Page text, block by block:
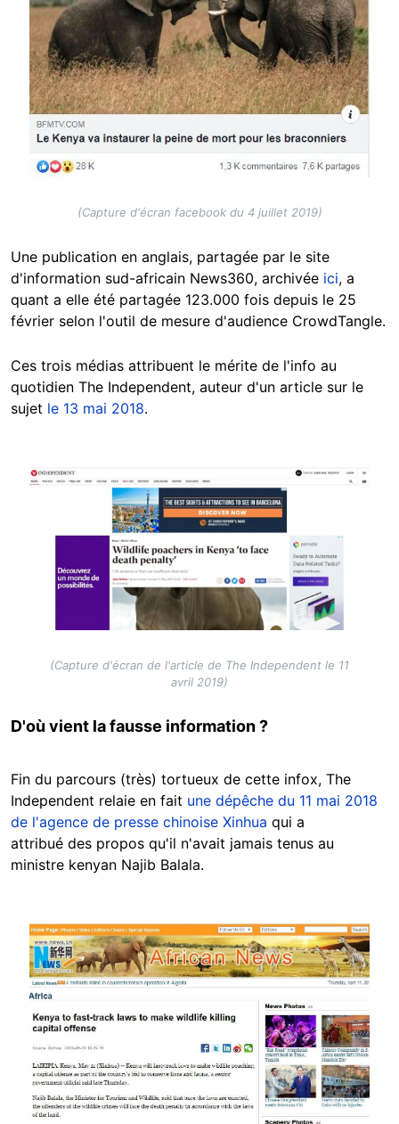
(Capture d'écran facebook du 4 juillet 2019)
Une publication en anglais, partagée par le site
d'information sud-africain News360, archivée ici, a
quant a elle été partagée 123.000 fois depuis le 25
février selon l'outil de mesure d'audience CrowdTangle.
Ces trois médias attribuent le mérite de l'info au
quotidien The Independent, auteur d'un article sur le
sujet le 13 mai 2018.
Image
(Capture d'écran de l'article de The Independent le 11
avril 2019)
D'où vient la fausse information ?
Fin du parcours (très) tortueux de cette infox, The
Independent relaie en fait une dépêche du 11 mai 2018
de l'agence de presse chinoise Xinhua qui a
attribué des propos qu'il n'avait jamais tenus au
ministre kenyan Najib Balala.
Image